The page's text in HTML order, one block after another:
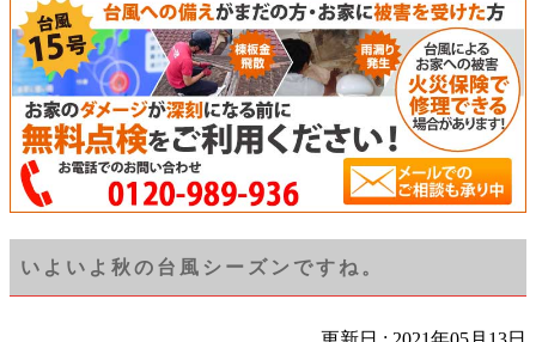
いよいよ秋の台風シーズンですね。